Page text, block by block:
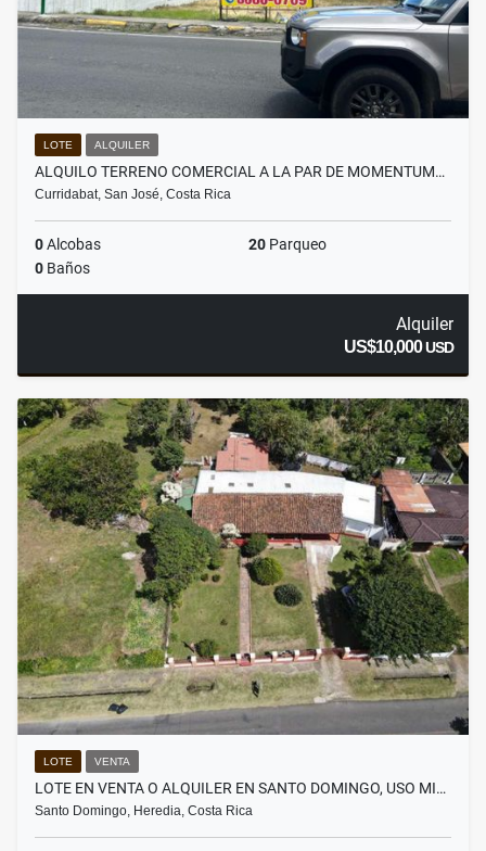
LOTE ALQUILER
ALQUILO TERRENO COMERCIAL A LA PAR DE MOMENTUM…
Curridabat, San José, Costa Rica
0Alcobas 20 Parqueo
0 Baños
Alquiler
US$10,000USD
LOTE VENTA
LOTE EN VENTA O ALQUILER EN SANTO DOMINGO, USO MI…
Santo Domingo, Heredia, Costa Rica